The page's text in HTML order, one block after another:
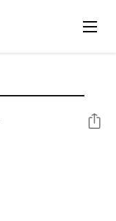
Share